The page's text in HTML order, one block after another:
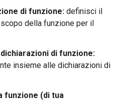
di funzione: definisci il
della funzione per il
di funzione:
insieme alle dichiarazioni di
funzione (di tua